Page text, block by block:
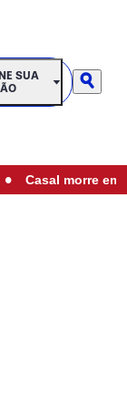
SUA REGIÃO
SUA
morre em